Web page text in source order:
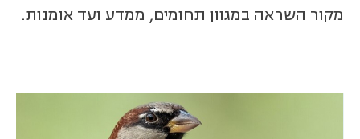
מקור השראה במגוון תחומים, ממדע ועד אומנות.